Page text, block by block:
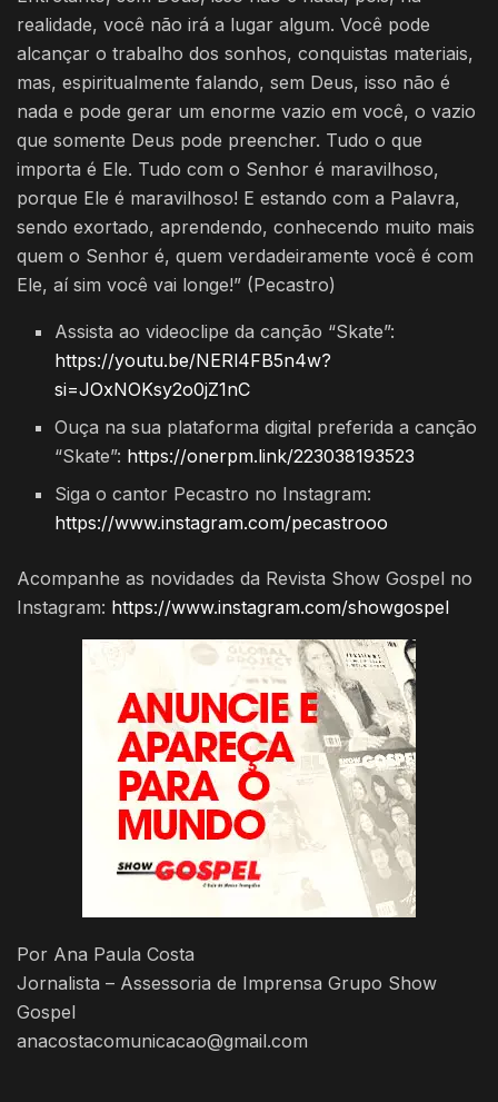
realidade, você não irá a lugar algum. Você pode
alcançar o trabalho dos sonhos, conquistas materiais,
mas, espiritualmente falando, sem Deus, isso não é
nada e pode gerar um enorme vazio em você, o vazio
que somente Deus pode preencher. Tudo o que
importa é Ele. Tudo com o Senhor é maravilhoso,
porque Ele é maravilhoso! E estando com a Palavra,
sendo exortado, aprendendo, conhecendo muito mais
quem o Senhor é, quem verdadeiramente você é com
Ele, aí sim você vai longe!” (Pecastro)
Assista ao videoclipe da canção “Skate”:
https://youtu.be/NERl4FB5n4w?
si=JOxNOKsy2o0jZ1nC
Ouça na sua plataforma digital preferida a canção
“Skate”: https://onerpm.link/223038193523
Siga o cantor Pecastro no Instagram:
https://www.instagram.com/pecastrooo
Acompanhe as novidades da Revista Show Gospel no
Instagram: https://www.instagram.com/showgospel
Por Ana Paula Costa
Jornalista – Assessoria de Imprensa Grupo Show
Gospel
anacostacomunicacao@gmail.com